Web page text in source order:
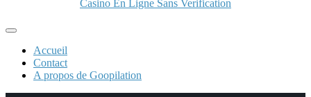
Casino En Ligne Sans Verification
Accueil
Contact
A propos de Goopilation